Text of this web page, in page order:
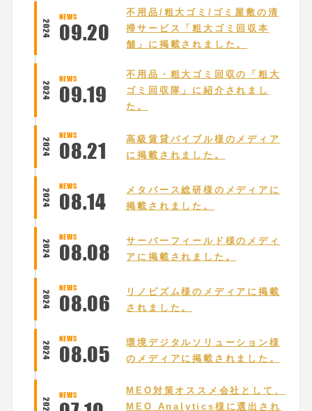
2024
NEWS
09.20
不用品/粗大ゴミ/ゴミ屋敷の清
掃サービス「粗大ゴミ回収本
舗」に掲載されました。
2024
NEWS
09.19
不用品・粗大ゴミ回収の「粗大
ゴミ回収隊」に紹介されまし
た。
2024
NEWS
08.21
高級賃貸バイブル様のメディア
に掲載されました。
2024
NEWS
08.14
メタバース総研様のメディアに
掲載されました。
2024
NEWS
08.08
サーバーフィールド様のメディ
アに掲載されました。
2024
NEWS
08.06
リノビズム様のメディアに掲載
されました。
2024
NEWS
08.05
環境デジタルソリューション様
のメディアに掲載されました。
2024
NEWS
MEO対策オススメ会社として、
MEO Analytics様に選出され